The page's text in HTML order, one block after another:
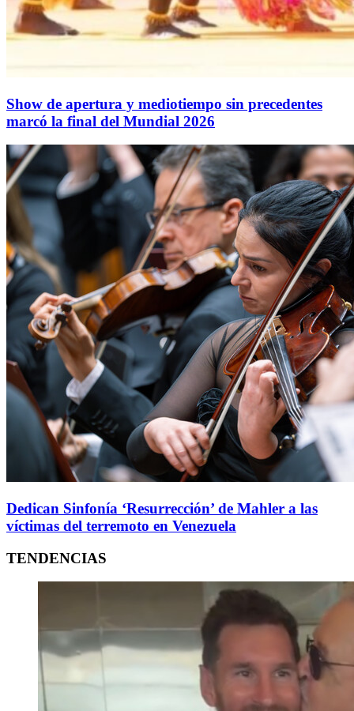
Show de apertura y mediotiempo sin precedentes
marcó la final del Mundial 2026
Dedican Sinfonía ‘Resurrección’ de Mahler a las
víctimas del terremoto en Venezuela
TENDENCIAS